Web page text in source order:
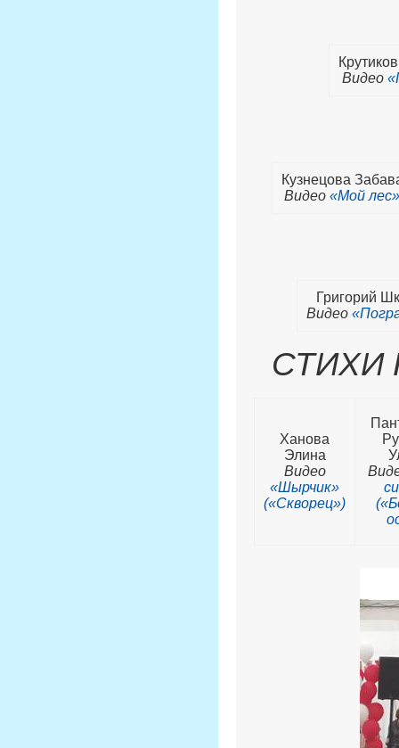
Видео
Кузнецова
Видео «Мой лес»
Григорий
Видео
СТИХИ
Ханова
Элина
Видео
«Шырчик»
(«Скворец»)